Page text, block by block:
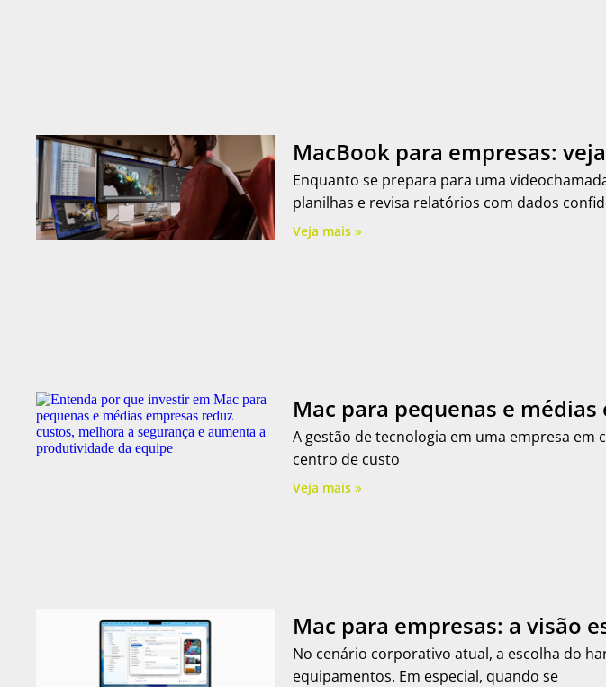
MacBook para empresas:
Enquanto se prepara para uma
planilhas e revisa relatórios com dados
Veja mais »
Mac para pequenas e
A gestão de tecnologia em uma empresa
centro de custo
Veja mais »
Mac para empresas: a visão
No cenário corporativo atual, a escolha do
equipamentos. Em especial, quando se